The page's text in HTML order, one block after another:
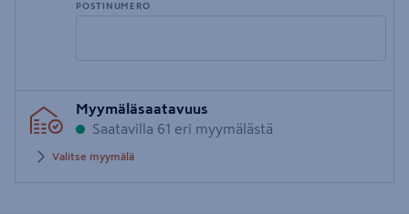
POSTINUMERO
postinumero
Myymäläsaatavuus
Saatavilla 61 eri myymälästä
Valitse myymälä